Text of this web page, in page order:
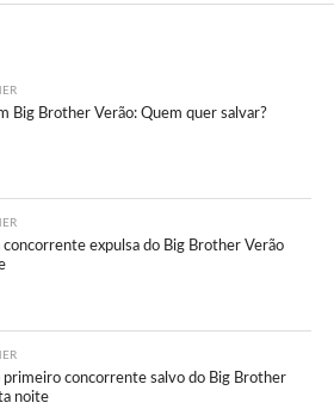
Big Brother Verão: Quem quer salvar?
concorrente expulsa do Big Brother Verão
primeiro concorrente salvo do Big Brother
noite